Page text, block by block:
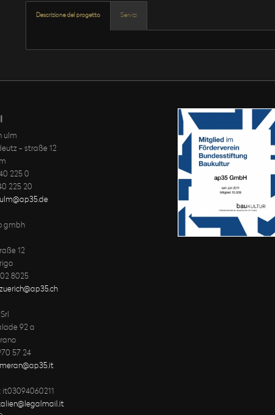
Descrizione del progetto Servizi
ulm
- straße 12
225 0
225 20
gmbh
12
8025
92 a
57 24